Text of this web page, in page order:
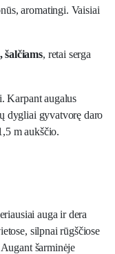
aromatingi. Vaisiai
šalčiams, retai serga
Karpant augalus
dygliai gyvatvorę daro
m aukščio.
auga ir dera
silpnai rūgščiose
šarminėje